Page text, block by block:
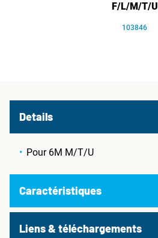
F/L/M/T/U
103846
Details
Pour 6M M/T/U
Caractéristiques
Liens & téléchargements